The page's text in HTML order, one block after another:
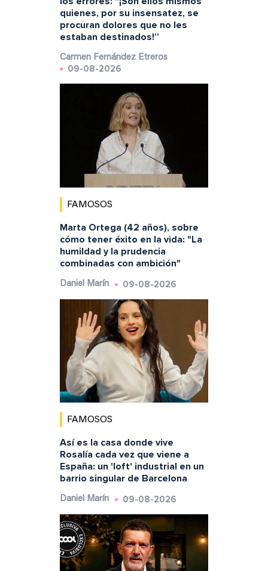
quienes, por su insensatez, se
procuran dolores que no les
estaban destinados!”
Carmen Fernández Etreros
09-08-2026
FAMOSOS
Marta Ortega (42 años), sobre
cómo tener éxito en la vida: "La
humildad y la prudencia
combinadas con ambición"
Daniel Marín 09-08-2026
FAMOSOS
Así es la casa donde vive
Rosalía cada vez que viene a
España: un 'loft' industrial en un
barrio singular de Barcelona
Daniel Marín 09-08-2026